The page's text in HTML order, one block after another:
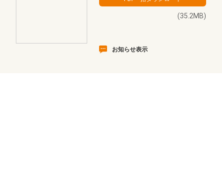
(35.2MB)
お知らせ表示